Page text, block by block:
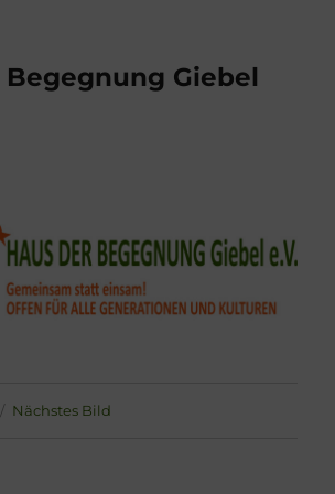
Begegnung Giebel
Nächstes Bild